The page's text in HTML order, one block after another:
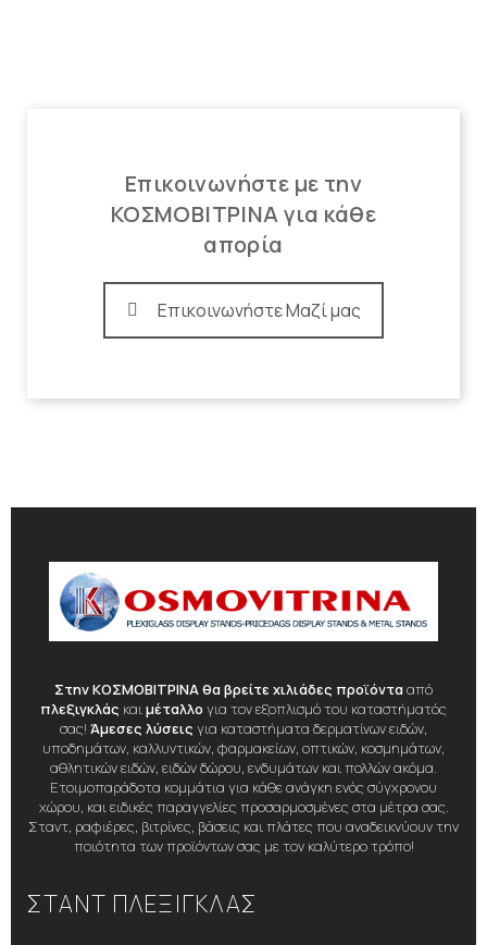
Επικοινωνήστε με την
ΚΟΣΜΟΒΙΤΡΙΝΑ για κάθε
απορία
Επικοινωνήστε Μαζί μας
Στην ΚΟΣΜΟΒΙΤΡΙΝΑ θα βρείτε χιλιάδες προϊόντααπό
πλεξιγκλάς καιμέταλλο για τον εξοπλισμό του καταστήματός
σας! Άμεσες λύσεις για καταστήματα δερματίνων ειδών,
υποδημάτων, καλλυντικών, φαρμακείων, οπτικών, κοσμημάτων,
αθλητικών ειδών, ειδών δώρου, ενδυμάτων και πολλών ακόμα.
Ετοιμοπαράδοτα κομμάτια για κάθε ανάγκη ενός σύγχρονου
χώρου, και ειδικές παραγγελίες προσαρμοσμένες στα μέτρα σας.
Σταντ, ραφιέρες, βιτρίνες, βάσεις και πλάτες που αναδεικνύουν την
ποιότητα των προϊόντων σας με τον καλύτερο τρόπο!
ΣΤΑΝΤ ΠΛΕΞΙΓΚΛΑΣ